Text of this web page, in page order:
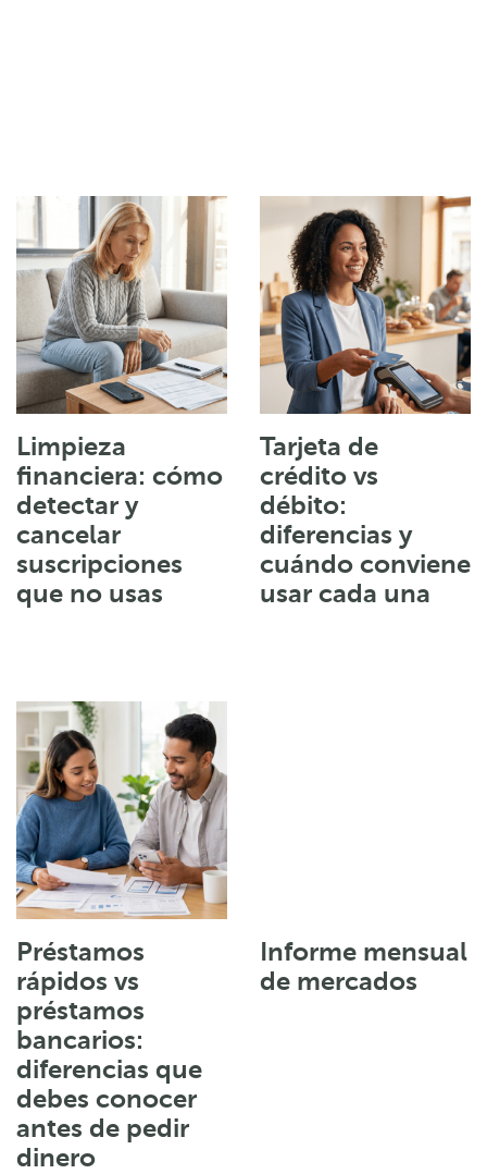
Limpieza
financiera: cómo
detectar y
cancelar
suscripciones
que no usas
Tarjeta de
crédito vs
débito:
diferencias y
cuándo conviene
usar cada una
Préstamos
rápidos vs
préstamos
bancarios:
diferencias que
debes conocer
antes de pedir
dinero
Informe mensual
de mercados